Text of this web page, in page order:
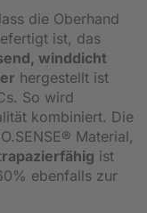
die Oberhand
ist, das
winddicht
hergestellt ist
So wird
kombiniert. Die
Material,
ist
ebenfalls zur